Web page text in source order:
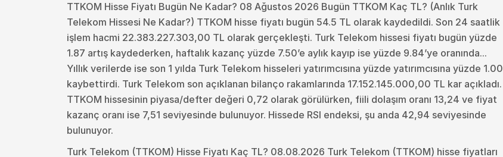
TTKOM Hisse Fiyatı Bugün Ne Kadar? 08 Ağustos 2026 Bugün TTKOM Kaç TL? (Anlık Turk
Telekom Hissesi Ne Kadar?) TTKOM hisse fiyatı bugün 54.5 TL olarak kaydedildi. Son 24 saatlik
işlem hacmi 22.383.227.303,00 TL olarak gerçekleşti. Turk Telekom hissesi fiyatı bugün yüzde
1.87 artış kaydederken, haftalık kazanç yüzde 7.50’e aylık kayıp ise yüzde 9.84’ye oranında...
Yıllık verilerde ise son 1 yılda Turk Telekom hisseleri yatırımcısına yüzde yatırımcısına yüzde 1.00
kaybettirdi. Turk Telekom son açıklanan bilanço rakamlarında 17.152.145.000,00 TL kar açıkladı.
TTKOM hissesinin piyasa/defter değeri 0,72 olarak görülürken, fiili dolaşım oranı 13,24 ve fiyat
kazanç oranı ise 7,51 seviyesinde bulunuyor. Hissede RSI endeksi, şu anda 42,94 seviyesinde
bulunuyor.
Turk Telekom (TTKOM) Hisse Fiyatı Kaç TL? 08.08.2026 Turk Telekom (TTKOM) hisse fiyatları